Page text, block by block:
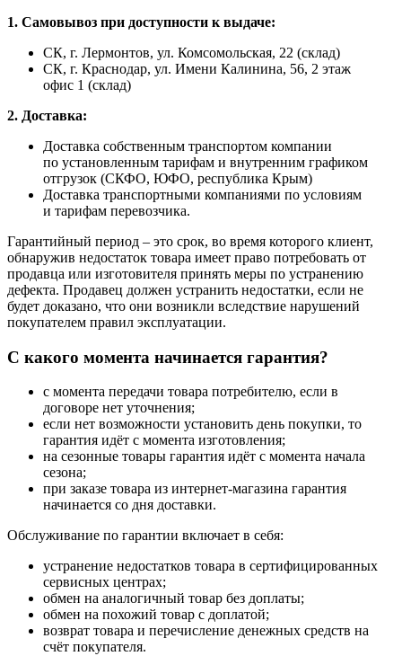
1. Самовывоз при доступности к выдаче:
СК, г. Лермонтов, ул. Комсомольская, 22 (склад)
СК, г. Краснодар, ул. Имени Калинина, 56, 2 этаж
офис 1 (склад)
2. Доставка:
Доставка собственным транспортом компании
по установленным тарифам и внутренним графиком
отгрузок (СКФО, ЮФО, республика Крым)
Доставка транспортными компаниями по условиям
и тарифам перевозчика.
Гарантийный период – это срок, во время которого клиент,
обнаружив недостаток товара имеет право потребовать от
продавца или изготовителя принять меры по устранению
дефекта. Продавец должен устранить недостатки, если не
будет доказано, что они возникли вследствие нарушений
покупателем правил эксплуатации.
С какого момента начинается гарантия?
с момента передачи товара потребителю, если в
договоре нет уточнения;
если нет возможности установить день покупки, то
гарантия идёт с момента изготовления;
на сезонные товары гарантия идёт с момента начала
сезона;
при заказе товара из интернет-магазина гарантия
начинается со дня доставки.
Обслуживание по гарантии включает в себя:
устранение недостатков товара в сертифицированных
сервисных центрах;
обмен на аналогичный товар без доплаты;
обмен на похожий товар с доплатой;
возврат товара и перечисление денежных средств на
счёт покупателя.